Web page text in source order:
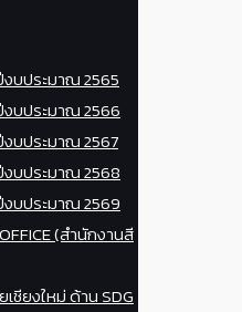
บประมาณ 2565
บประมาณ 2566
บประมาณ 2567
บประมาณ 2568
บประมาณ 2569
(สำนักงานสี
ชียงใหม่ ด้าน SDG